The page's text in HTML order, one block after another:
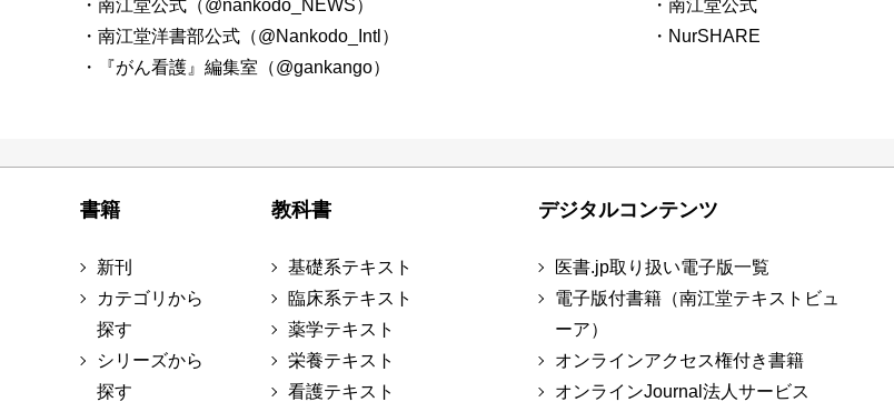
・南江堂公式（@nankodo_NEWS）
・南江堂洋書部公式（@Nankodo_Intl）
・『がん看護』編集室（@gankango）
・南江堂公式
・NurSHARE
書籍
新刊
カテゴリから
探す
シリーズから
探す
教科書
基礎系テキスト
臨床系テキスト
薬学テキスト
栄養テキスト
看護テキスト
デジタルコンテンツ
医書.jp取り扱い電子版一覧
電子版付書籍（南江堂テキストビュ
ーア）
オンラインアクセス権付き書籍
オンラインJournal法人サービス